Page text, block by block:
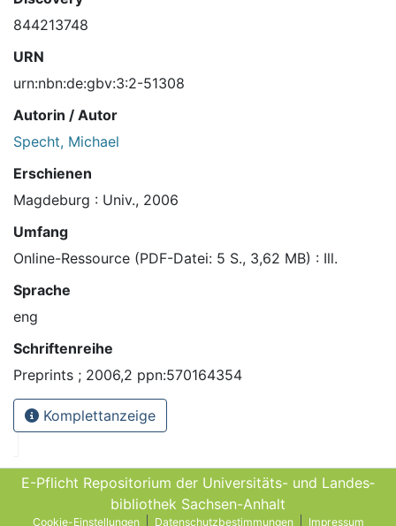
844213748
URN
urn:nbn:de:gbv:3:2-51308
Autorin / Autor
Specht, Michael
Erschienen
Magdeburg : Univ., 2006
Umfang
Online-Ressource (PDF-Datei: 5 S., 3,62 MB) : Ill.
Sprache
eng
Schriftenreihe
Preprints ; 2006,2 ppn:570164354
Komplettanzeige
E-Pflicht Repositorium der Universitäts- und Landes­
bibliothek Sachsen-Anhalt
Cookie-Einstellungen Datenschutzbestimmungen Impressum